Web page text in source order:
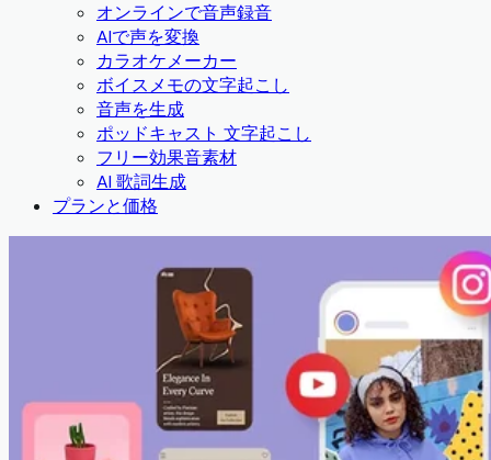
オンラインで音声録音
AIで声を変換
カラオケメーカー
ボイスメモの文字起こし
音声を生成
ポッドキャスト 文字起こし
フリー効果音素材
AI 歌詞生成
プランと価格